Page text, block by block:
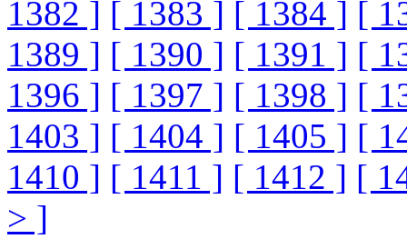
1382 ] [ 1383 ] [ 1384 ] [
1389 ] [ 1390 ] [ 1391 ] [
1396 ] [ 1397 ] [ 1398 ] [
1403 ] [ 1404 ] [ 1405 ] [
1410 ] [ 1411 ] [ 1412 ] [
> ]